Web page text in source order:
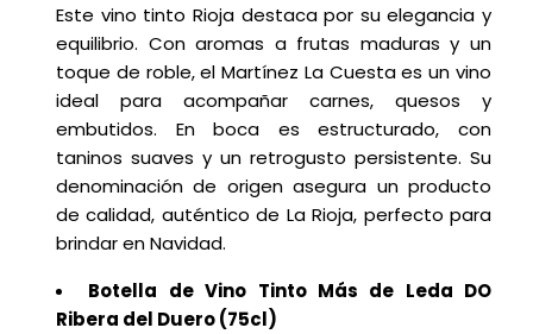
Este vino tinto Rioja destaca por su elegancia y
equilibrio. Con aromas a frutas maduras y un
toque de roble, el Martínez La Cuesta es un vino
ideal para acompañar carnes, quesos y
embutidos. En boca es estructurado, con
taninos suaves y un retrogusto persistente. Su
denominación de origen asegura un producto
de calidad, auténtico de La Rioja, perfecto para
brindar en Navidad.
Botella de Vino Tinto Más de Leda DO
Ribera del Duero (75cl)